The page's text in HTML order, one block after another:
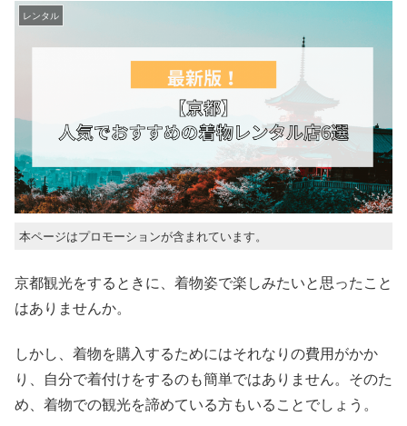
レンタル
本ページはプロモーションが含まれています。
京都観光をするときに、着物姿で楽しみたいと思ったこと
はありませんか。
しかし、着物を購入するためにはそれなりの費用がかか
り、自分で着付けをするのも簡単ではありません。そのた
め、着物での観光を諦めている方もいることでしょう。